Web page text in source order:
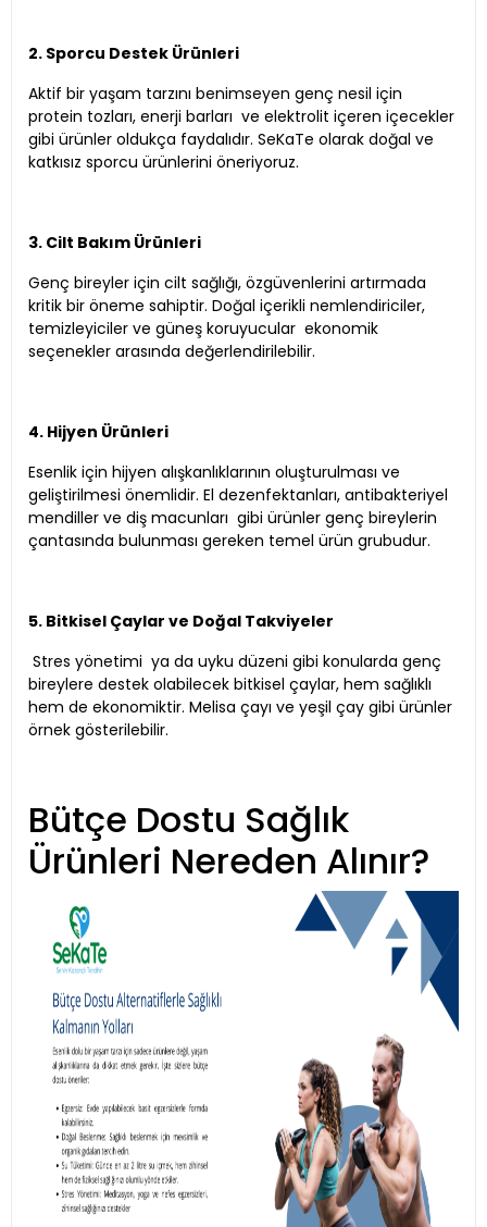
2. Sporcu Destek Ürünleri
Aktif bir yaşam tarzını benimseyen genç nesil için
protein tozları, enerji barları ve elektrolit içeren içecekler
gibi ürünler oldukça faydalıdır. SeKaTe olarak doğal ve
katkısız sporcu ürünlerini öneriyoruz.
3. Cilt Bakım Ürünleri
Genç bireyler için cilt sağlığı, özgüvenlerini artırmada
kritik bir öneme sahiptir. Doğal içerikli nemlendiriciler,
temizleyiciler ve güneş koruyucular ekonomik
seçenekler arasında değerlendirilebilir.
4. Hijyen Ürünleri
Esenlik için hijyen alışkanlıklarının oluşturulması ve
geliştirilmesi önemlidir. El dezenfektanları, antibakteriyel
mendiller ve diş macunları gibi ürünler genç bireylerin
çantasında bulunması gereken temel ürün grubudur.
5. Bitkisel Çaylar ve Doğal Takviyeler
Stres yönetimi ya da uyku düzeni gibi konularda genç
bireylere destek olabilecek bitkisel çaylar, hem sağlıklı
hem de ekonomiktir. Melisa çayı ve yeşil çay gibi ürünler
örnek gösterilebilir.
Bütçe Dostu Sağlık
Ürünleri Nereden Alınır?